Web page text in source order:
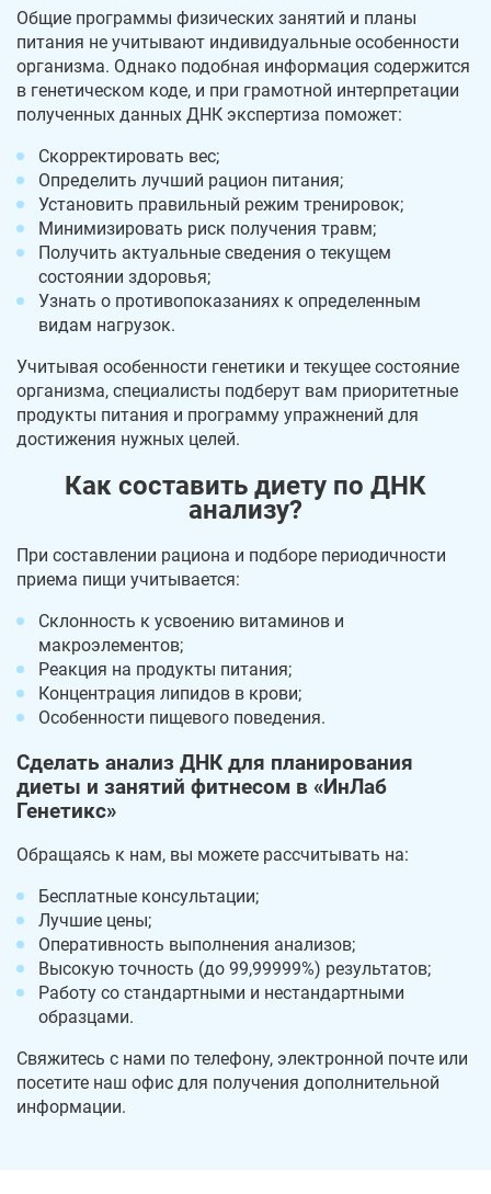
Общие программы физических занятий и планы
питания не учитывают индивидуальные особенности
организма. Однако подобная информация содержится
в генетическом коде, и при грамотной интерпретации
полученных данных ДНК экспертиза поможет:
Скорректировать вес;
Определить лучший рацион питания;
Установить правильный режим тренировок;
Минимизировать риск получения травм;
Получить актуальные сведения о текущем
состоянии здоровья;
Узнать о противопоказаниях к определенным
видам нагрузок.
Учитывая особенности генетики и текущее состояние
организма, специалисты подберут вам приоритетные
продукты питания и программу упражнений для
достижения нужных целей.
Как составить диету по ДНК
анализу?
При составлении рациона и подборе периодичности
приема пищи учитывается:
Склонность к усвоению витаминов и
макроэлементов;
Реакция на продукты питания;
Концентрация липидов в крови;
Особенности пищевого поведения.
Сделать анализ ДНК для планирования
диеты и занятий фитнесом в «ИнЛаб
Генетикс»
Обращаясь к нам, вы можете рассчитывать на:
Бесплатные консультации;
Лучшие цены;
Оперативность выполнения анализов;
Высокую точность (до 99,99999%) результатов;
Работу со стандартными и нестандартными
образцами.
Свяжитесь с нами по телефону, электронной почте или
посетите наш офис для получения дополнительной
информации.